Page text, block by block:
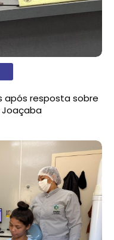
após resposta sobre
Joaçaba